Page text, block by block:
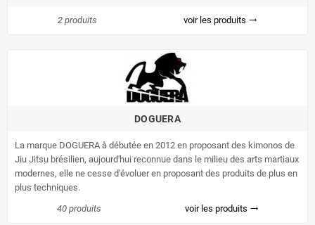
2 produits voir les produits trending_flat
DOGUERA
La marque DOGUERA à débutée en 2012 en proposant des kimonos de
Jiu Jitsu brésilien, aujourd'hui reconnue dans le milieu des arts martiaux
modernes, elle ne cesse d'évoluer en proposant des produits de plus en
plus techniques.
40 produits
voir les produits trending_flat